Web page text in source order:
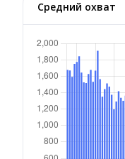
Средний охват